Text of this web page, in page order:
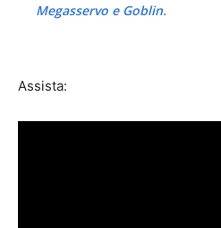
Megasservo e Goblin.
Assista: